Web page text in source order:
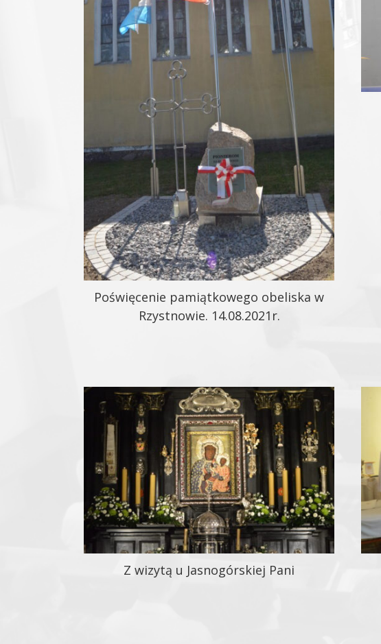
Poświęcenie pamiątkowego obeliska w
Rzystnowie. 14.08.2021r.
Z wizytą u Jasnogórskiej Pani